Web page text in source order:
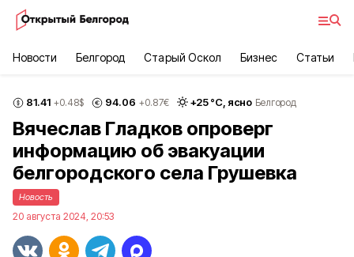
Новости Белгород Старый Оскол Бизнес Статьи
81.41 +0.48$ 94.06 +0.87€ +25°С, ясно Белгород
Вячеслав Гладков опроверг
информацию об эвакуации
белгородского села Грушевка
Новость
20 августа 2024, 20:53